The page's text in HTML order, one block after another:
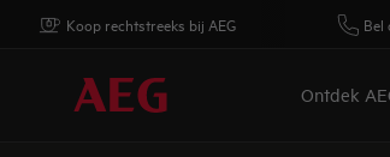
Koop rechtstreeks bij AEG Bel
Ontdek